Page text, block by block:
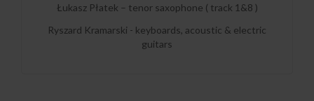
Łukasz Płatek – tenor saxophone ( track 1&8 )
Ryszard Kramarski - keyboards, acoustic & electric
guitars